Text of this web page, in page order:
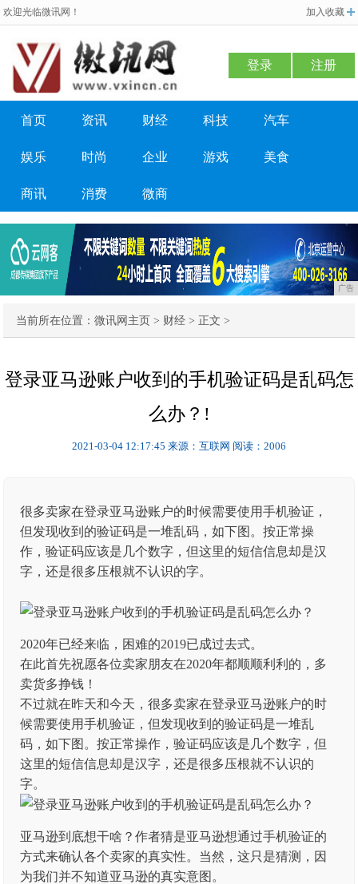
欢迎光临微讯网！ 加入收藏
登录 注册
首页 资讯 财经 科技 汽车
娱乐 时尚 企业 游戏 美食
商讯 消费 微商
广告
当前所在位置：微讯网主页 > 财经 > 正文 >
登录亚马逊账户收到的手机验证码是乱码怎
么办？!
2021-03-04 12:17:45 来源：互联网 阅读：2006
很多卖家在登录亚马逊账户的时候需要使用手机验证，
但发现收到的验证码是一堆乱码，如下图。按正常操
作，验证码应该是几个数字，但这里的短信信息却是汉
字，还是很多压根就不认识的字。
2020年已经来临，困难的2019已成过去式。
在此首先祝愿各位卖家朋友在2020年都顺顺利利的，多
卖货多挣钱！
不过就在昨天和今天，很多卖家在登录亚马逊账户的时
候需要使用手机验证，但发现收到的验证码是一堆乱
码，如下图。按正常操作，验证码应该是几个数字，但
这里的短信信息却是汉字，还是很多压根就不认识的
字。
亚马逊到底想干啥？作者猜是亚马逊想通过手机验证的
方式来确认各个卖家的真实性。当然，这只是猜测，因
为我们并不知道亚马逊的真实意图。